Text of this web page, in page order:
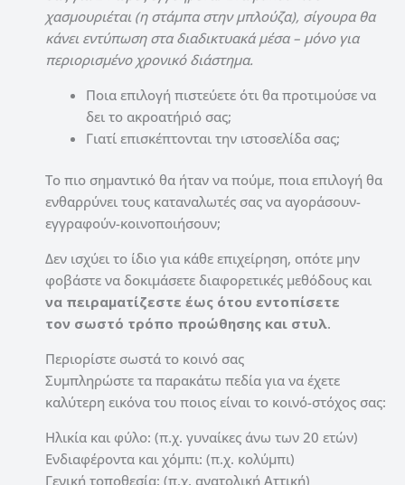
χασμουριέται (η στάμπα στην μπλούζα), σίγουρα θα
κάνει εντύπωση στα διαδικτυακά μέσα – μόνο για
περιορισμένο χρονικό διάστημα.
Ποια επιλογή πιστεύετε ότι θα προτιμούσε να
δει το ακροατήριό σας;
Γιατί επισκέπτονται την ιστοσελίδα σας;
Το πιο σημαντικό θα ήταν να πούμε, ποια επιλογή θα
ενθαρρύνει τους καταναλωτές σας να αγοράσουν-
εγγραφούν-κοινοποιήσουν;
Δεν ισχύει το ίδιο για κάθε επιχείρηση, οπότε μην
φοβάστε να δοκιμάσετε διαφορετικές μεθόδους και
να πειραματίζεστε έως ότου εντοπίσετε
τον σωστό τρόπο προώθησης και στυλ.
Περιορίστε σωστά το κοινό σας
Συμπληρώστε τα παρακάτω πεδία για να έχετε
καλύτερη εικόνα του ποιος είναι το κοινό-στόχος σας:
Ηλικία και φύλο: (π.χ. γυναίκες άνω των 20 ετών)
Ενδιαφέροντα και χόμπι: (π.χ. κολύμπι)
Γενική τοποθεσία: (π.χ. ανατολική Αττική)